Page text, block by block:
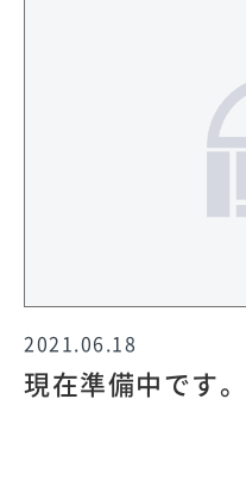
2021.06.18
現在準備中です。